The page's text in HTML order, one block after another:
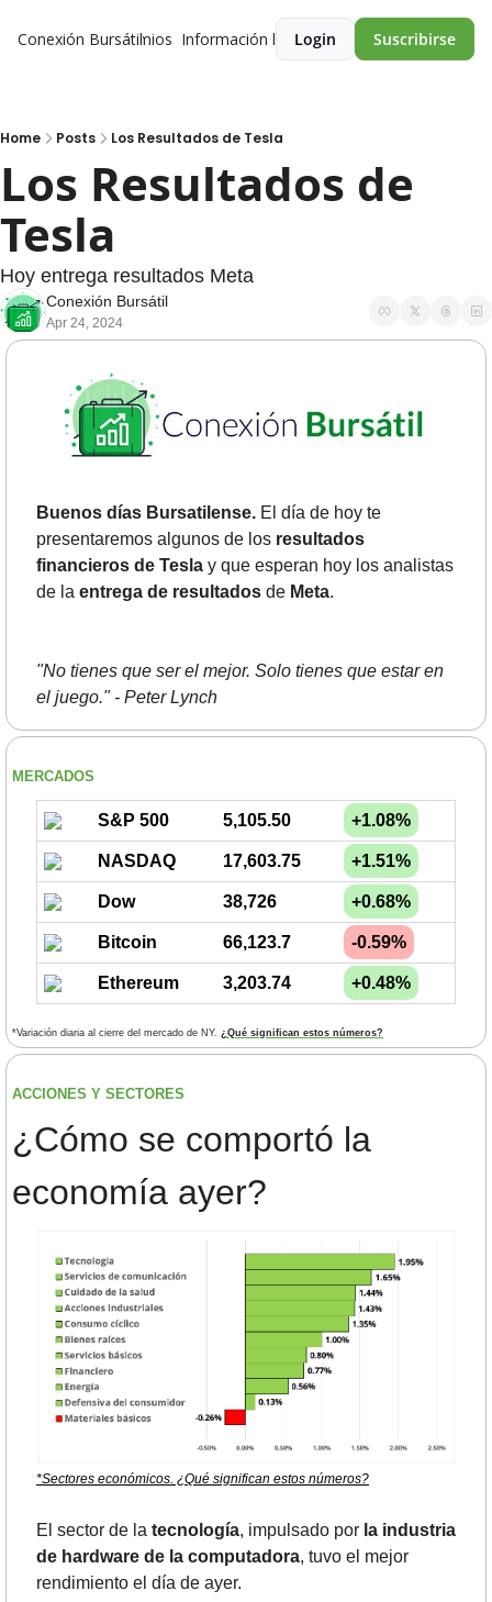
Conexión BursátilPremios Información legalLogin Suscribirse
Home Posts Los Resultados de Tesla
Los Resultados de
Tesla
Hoy entrega resultados Meta
Conexión Bursátil
Apr 24, 2024
Buenos días Bursatilense. El día de hoy te
presentaremos algunos de los resultados
financieros de Tesla y que esperan hoy los analistas
de la entrega de resultados de Meta.
"No tienes que ser el mejor. Solo tienes que estar en
el juego." - Peter Lynch
MERCADOS
S&P 500 5,105.50 +1.08%
NASDAQ 17,603.75 +1.51%
Dow 38,726 +0.68%
Bitcoin 66,123.7 -0.59%
Ethereum 3,203.74 +0.48%
*Variación diaria al cierre del mercado de NY. ¿Qué significan estos números?
ACCIONES Y SECTORES
¿Cómo se comportó la
economía ayer?
*Sectores económicos. ¿Qué significan estos números?
El sector de la tecnología, impulsado por la industria
de hardware de la computadora, tuvo el mejor
rendimiento el día de ayer.